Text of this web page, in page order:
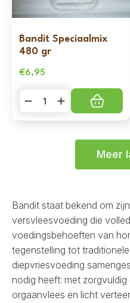
Bandit Speciaalmix
480 gr
€6,95
Speciaalmix
Meer
Bandit staat bekend om
versvleesvoeding die
voedingsbehoeften van
tegenstelling tot
diepvriesvoeding
nodig heeft: met
orgaanvlees en licht